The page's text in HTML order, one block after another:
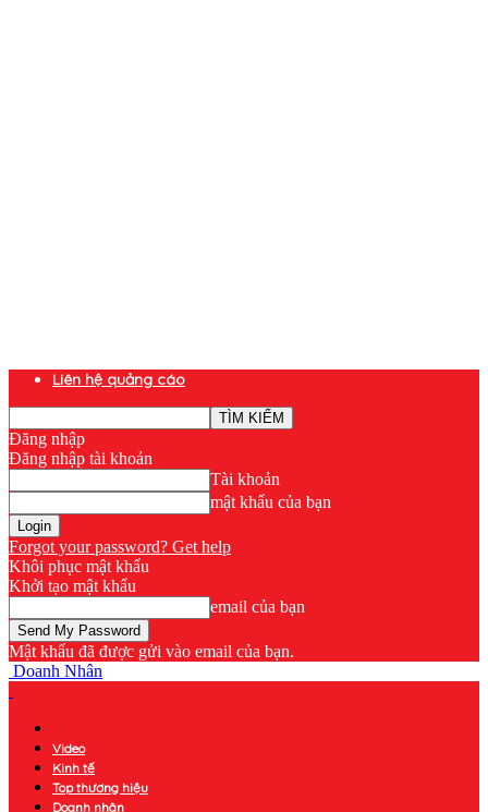
Liên hệ quảng cáo
Đăng nhập
Đăng nhập tài khoản
Tài khoản
mật khẩu của bạn
Forgot your password? Get help
Khôi phục mật khẩu
Khởi tạo mật khẩu
email của bạn
Mật khẩu đã được gửi vào email của bạn.
Doanh Nhân
Video
Kinh tế
Top thương hiệu
Doanh nhân